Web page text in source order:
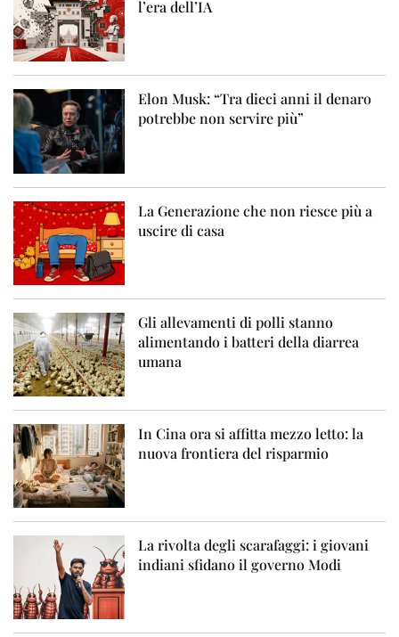
l’era dell’IA
Elon Musk: “Tra dieci anni il denaro
potrebbe non servire più”
La Generazione che non riesce più a
uscire di casa
Gli allevamenti di polli stanno
alimentando i batteri della diarrea
umana
In Cina ora si affitta mezzo letto: la
nuova frontiera del risparmio
La rivolta degli scarafaggi: i giovani
indiani sfidano il governo Modi